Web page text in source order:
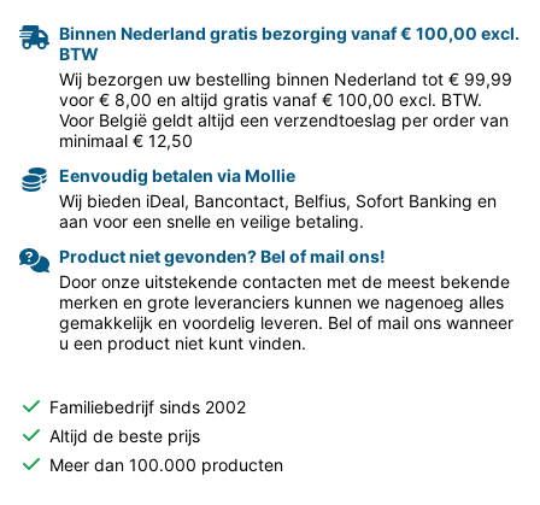
Binnen Nederland gratis bezorging vanaf € 100,00 excl.
BTW
Wij bezorgen uw bestelling binnen Nederland tot € 99,99
voor € 8,00 en altijd gratis vanaf € 100,00 excl. BTW.
Voor België geldt altijd een verzendtoeslag per order van
minimaal € 12,50
Eenvoudig betalen via Mollie
Wij bieden iDeal, Bancontact, Belfius, Sofort Banking en
aan voor een snelle en veilige betaling.
Product niet gevonden? Bel of mail ons!
Door onze uitstekende contacten met de meest bekende
merken en grote leveranciers kunnen we nagenoeg alles
gemakkelijk en voordelig leveren. Bel of mail ons wanneer
u een product niet kunt vinden.
Familiebedrijf sinds 2002
Altijd de beste prijs
Meer dan 100.000 producten